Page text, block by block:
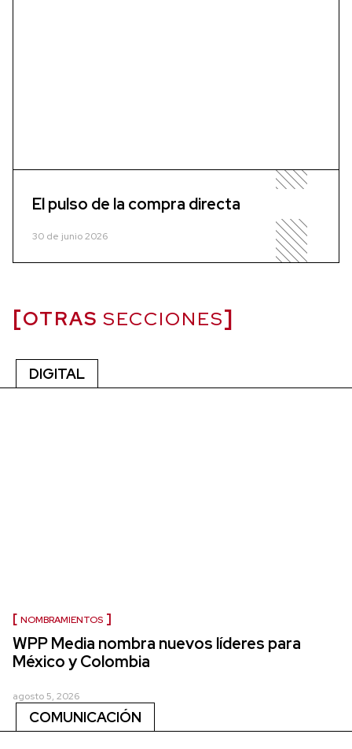
El pulso de la compra directa
30 de junio 2026
OTRAS SECCIONES
DIGITAL
NOMBRAMIENTOS
WPP Media nombra nuevos líderes para
México y Colombia
agosto 5, 2026
COMUNICACIÓN